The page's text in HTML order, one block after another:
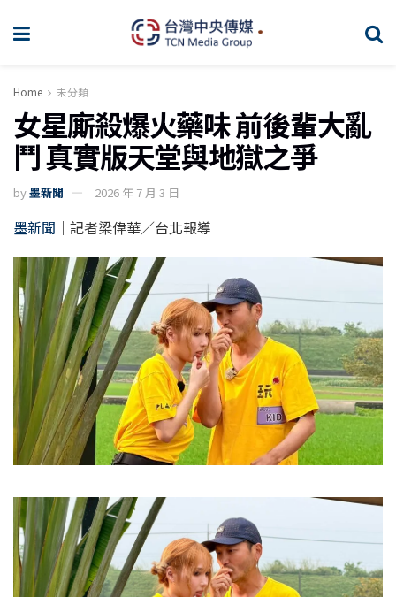
Home 未分類
女星廝殺爆火藥味 前後輩大亂
鬥 真實版天堂與地獄之爭
by墨新聞 2026 年 7 月 3 日
墨新聞 ｜記者梁偉華／台北報導